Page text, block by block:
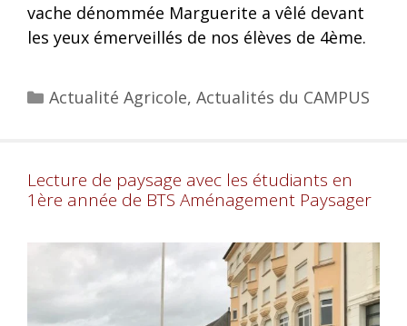
vache dénommée Marguerite a vêlé devant
les yeux émerveillés de nos élèves de 4ème.
Actualité Agricole, Actualités du CAMPUS
Lecture de paysage avec les étudiants en
1ère année de BTS Aménagement Paysager